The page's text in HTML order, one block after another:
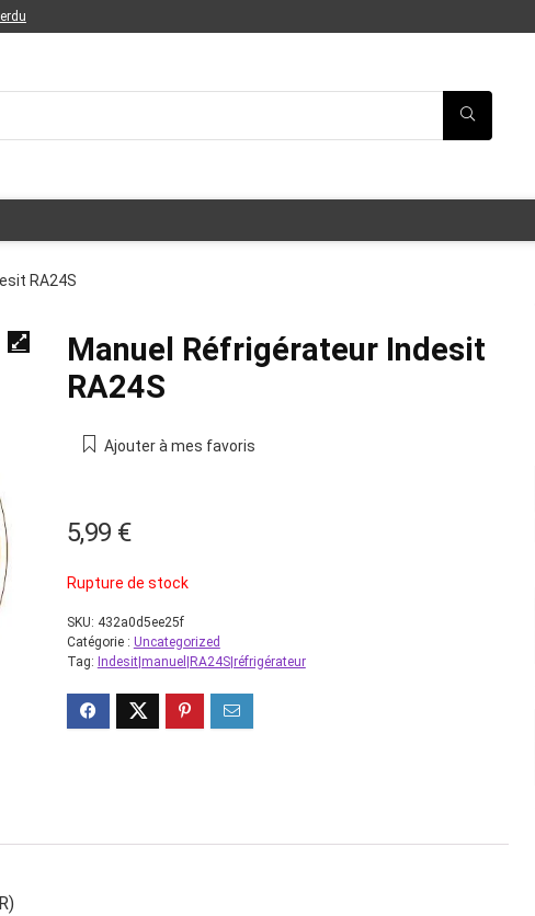
RA24S
Manuel Réfrigérateur Indesit
RA24S
Ajouter à mes favoris
5,99 €
Rupture de stock
SKU: 432a0d5ee25f
Catégorie : Uncategorized
Tag: Indesit|manuel|RA24S|réfrigérateur